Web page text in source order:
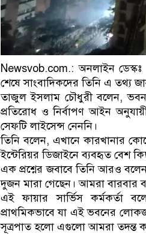
Newsvob.com.: অনলাইন ডেস্কঃ
শেষে সাংবাদিকদের তিনি এ তথ্য
তাজুল ইসলাম চৌধুরী বলেন, ভবন
প্রতিরোধ ও নির্বাপণ আইন
সেফটি লাইসেন্স নেননি।
তিনি বলেন, এখানে কারখানার
ইন্টেরিয়র ডিজাইনে ব্যবহৃত বেশ
এক প্রশ্নের জবাবে তিনি আরও
দুজন মারা গেছেন। আমরা বারবার
এই ফায়ার সার্ভিস কর্মকর্তা
প্রাথমিকভাবে যা এই ভবনের
সূত্রপাত হলো এগুলো আমরা তদন্ত